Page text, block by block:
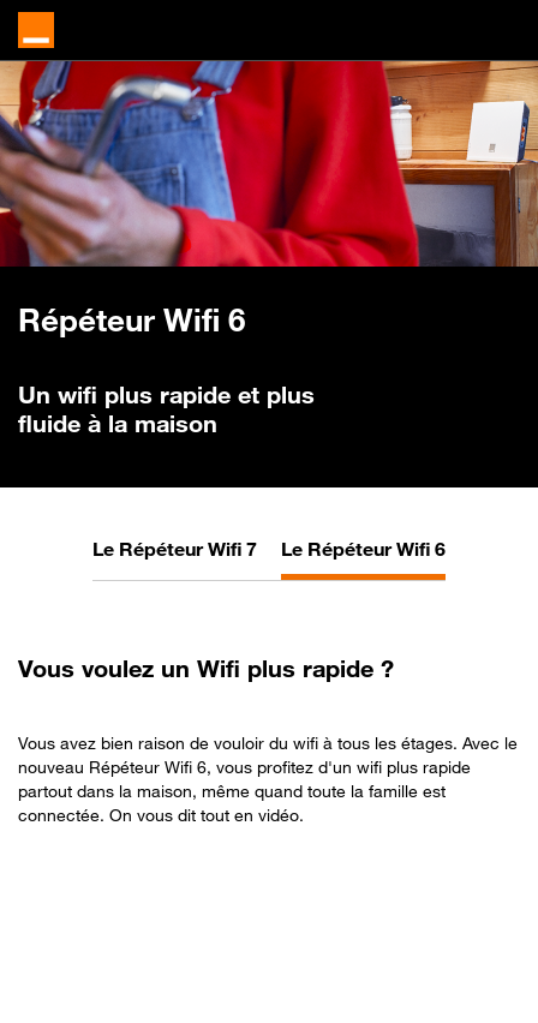
Répéteur Wifi 6
Un wifi plus rapide et plus
fluide à la maison
Le Répéteur Wifi 7 Le Répéteur Wifi 6
Vous voulez un Wifi plus rapide ?
Vous avez bien raison de vouloir du wifi à tous les étages. Avec le
nouveau Répéteur Wifi 6, vous profitez d'un wifi plus rapide
partout dans la maison, même quand toute la famille est
connectée. On vous dit tout en vidéo.